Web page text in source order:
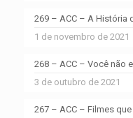
269 – ACC – A História
1 de novembro de 2021
268 – ACC – Você não
3 de outubro de 2021
267 – ACC – Filmes